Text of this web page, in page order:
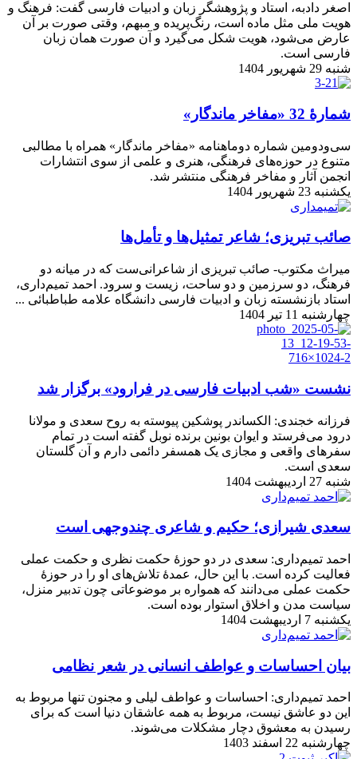
اصغر دادبه، استاد و پژوهشگر زبان و ادبیات فارسی گفت: فرهنگ و
هویت ملی مثل ماده است، رنگ‌پریده و مبهم، وقتی صورت بر آن
عارض می‌شود، هویت شکل می‌گیرد و آن صورت همان زبان
فارسی است.
شنبه 29 شهریور 1404
شمارۀ 32 «مفاخر ماندگار»
سی‌ودومین شماره دوماهنامه «مفاخر ماندگار» همراه با مطالبی
متنوع در حوزه‌های فرهنگی، هنری و علمی از سوی انتشارات
انجمن آثار و مفاخر فرهنگی منتشر شد.
یکشنبه 23 شهریور 1404
صائب تبریزی؛ شاعر تمثیل‌ها و تأمل‌ها
میراث مکتوب- صائب تبریزی از شاعرانی‌ست که در میانه دو
فرهنگ، دو سرزمین و دو ساحت، زیست و سرود. احمد تمیم‌داری،
استاد بازنشسته زبان و ادبیات فارسی دانشگاه علامه طباطبائی ...
چهارشنبه 11 تیر 1404
نشست «شب ادبیات فارسی در فرارود» برگزار شد
فرزانه خجندی: الکساندر پوشکین پیوسته به روح سعدی و مولانا
درود می‌فرستد و ایوان بونین برنده نوبل گفته است در تمام
سفرهای واقعی و مجازی یک همسفر دائمی دارم و آن گلستان
سعدی است.
شنبه 27 اردیبهشت 1404
سعدی شیرازی؛ حکیم و شاعری چندوجهی است
احمد تمیم‌داری: سعدی در دو حوزۀ حکمت نظری و حکمت عملی
فعالیت کرده است. با این حال، عمدۀ تلاش‌های او را در حوزۀ
حکمت عملی می‌دانند که همواره بر موضوعاتی چون تدبیر منزل،
سیاست مدن و اخلاق استوار بوده است.
یکشنبه 7 اردیبهشت 1404
بیان احساسات و عواطف انسانی در شعر نظامی
احمد تمیم‌داری: احساسات و عواطف لیلی و مجنون تنها مربوط به
این دو عاشق نیست، مربوط به همه عاشقان دنیا است که برای
رسیدن به معشوق دچار مشکلات می‌شوند.
چهارشنبه 22 اسفند 1403